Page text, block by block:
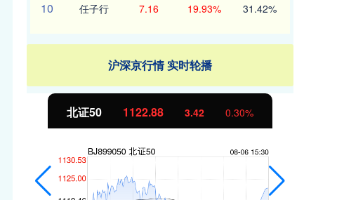
10 任子行 7.16 19.93% 31.42%
沪深京行情 实时轮播
创业板指 3515.56 -19.58 -0.55%